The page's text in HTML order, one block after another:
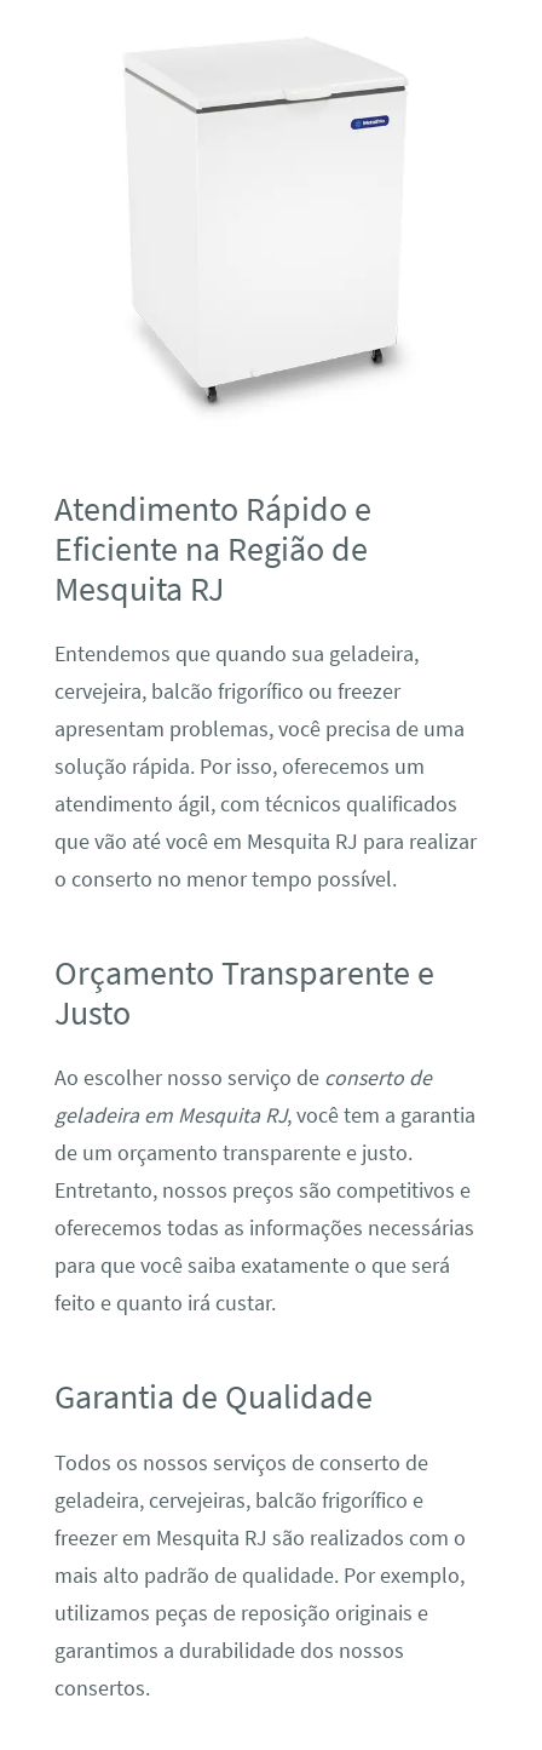
Atendimento Rápido e
Eficiente na Região de
Mesquita RJ
Entendemos que quando sua geladeira,
cervejeira, balcão frigorífico ou freezer
apresentam problemas, você precisa de uma
solução rápida. Por isso, oferecemos um
atendimento ágil, com técnicos qualificados
que vão até você em Mesquita RJ para realizar
o conserto no menor tempo possível.
Orçamento Transparente e
Justo
Ao escolher nosso serviço de conserto de
geladeira em Mesquita RJ, você tem a garantia
de um orçamento transparente e justo.
Entretanto, nossos preços são competitivos e
oferecemos todas as informações necessárias
para que você saiba exatamente o que será
feito e quanto irá custar.
Garantia de Qualidade
Todos os nossos serviços de conserto de
geladeira, cervejeiras, balcão frigorífico e
freezer em Mesquita RJ são realizados com o
mais alto padrão de qualidade. Por exemplo,
utilizamos peças de reposição originais e
garantimos a durabilidade dos nossos
consertos.